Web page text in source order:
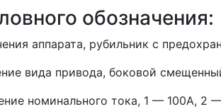
обозначения:
аппарата, рубильник с
вида привода, боковой
номинального тока, 1 — 100А,